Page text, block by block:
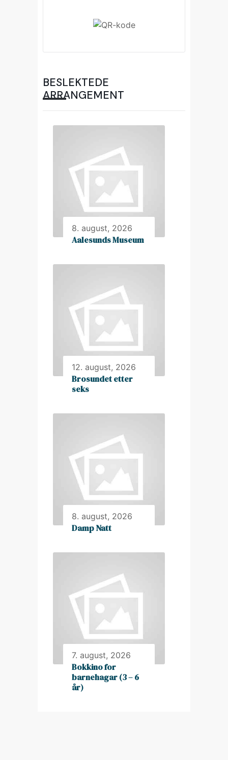
BESLEKTEDE
ARRANGEMENT
8. august, 2026
Aalesunds Museum
12. august, 2026
Brosundet etter
seks
8. august, 2026
Damp Natt
7. august, 2026
Bokkino for
barnehagar (3 – 6
år)